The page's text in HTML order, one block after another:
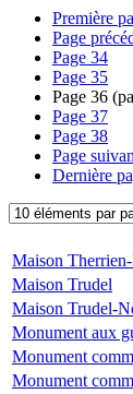
Première
Page
Page 34
Page 35
Page 36
Page 37
Page 38
Page
Dernière
Maison
Maison Trudel
Maison Trudel-
Monument aux
Monument
Monument